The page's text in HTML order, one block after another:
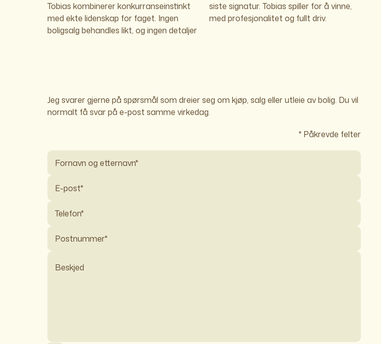
Tobias kombinerer konkurranseinstinkt
med ekte lidenskap for faget. Ingen
boligsalg behandles likt, og ingen detaljer
siste signatur. Tobias spiller for å vinne,
med profesjonalitet og fullt driv.
Jeg svarer gjerne på spørsmål som dreier seg om kjøp, salg eller utleie av bolig. Du vil
normalt få svar på e-post samme virkedag.
* Påkrevde felter